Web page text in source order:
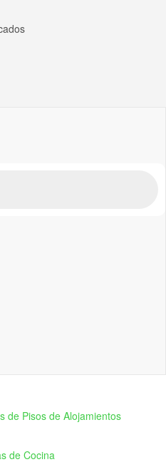
de Pisos de Alojamientos
de Cocina